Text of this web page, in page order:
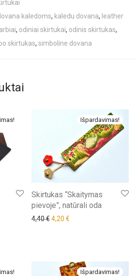
kaledoms, kaledu dovana, leather
, odiniai skirtukai, odinis skirtukas,
skirtukas, simboline dovana
Išpardavimas!
Skirtukas “Skaitymas
pievoje”, natūrali oda
4,40€Original price was: 4,40 €.
4,20 €
Išpardavimas!